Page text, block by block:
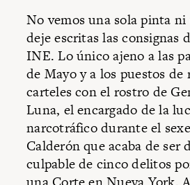
No vemos una sola pinta
deje escritas las consignas
INE. Lo único ajeno a las
de Mayo y a los puestos de
carteles con el rostro de
Luna, el encargado de la
narcotráfico durante el
Calderón que acaba de ser
culpable de cinco delitos